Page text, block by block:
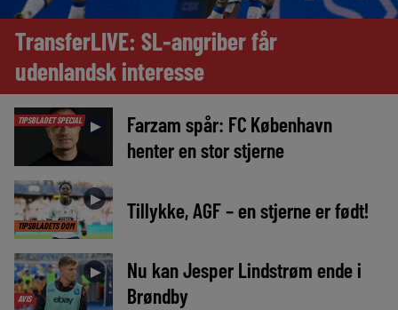
TransferLIVE: SL-angriber får
udenlandsk interesse
TIPSBLADET SPECIAL ►
Farzam spår: FC København
henter en stor stjerne
TIPSBLADETS DOM
► Tillykke, AGF – en stjerne er født!
AVIS
►
Nu kan Jesper Lindstrøm ende i
Brøndby